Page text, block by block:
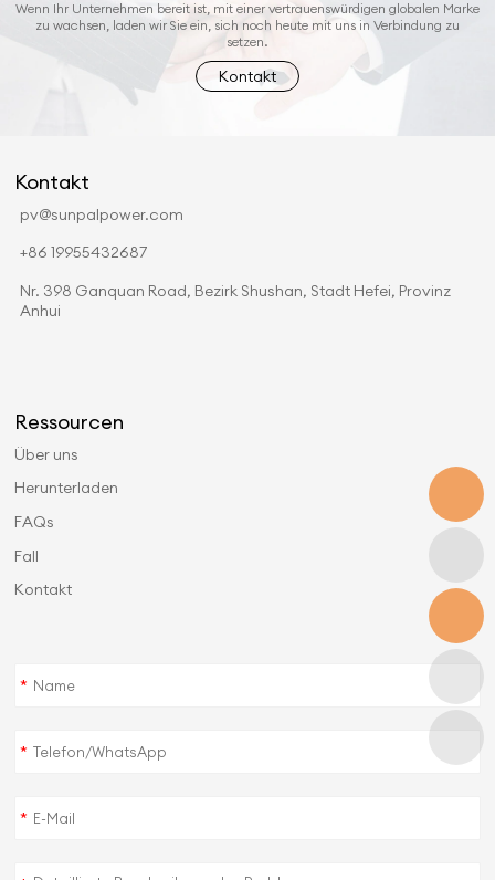
Wenn Ihr Unternehmen bereit ist, mit einer vertrauenswürdigen globalen Marke
zu wachsen, laden wir Sie ein, sich noch heute mit uns in Verbindung zu
setzen.
Kontakt
Kontakt
pv@sunpalpower.com
+86 19955432687
Nr. 398 Ganquan Road, Bezirk Shushan, Stadt Hefei, Provinz
Anhui
Ressourcen
Über uns
Herunterladen
FAQs
Fall
Kontakt
*
*
*